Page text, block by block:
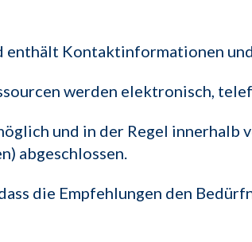
enthält Kontaktinformationen
werden elektronisch,
und in der Regel
abgeschlossen.
die Empfehlungen den